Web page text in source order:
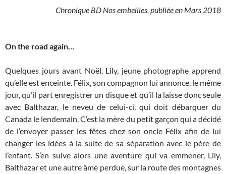
Chronique BD Nos embellies, publiée en Mars 2018
On the road again…
Quelques jours avant Noël, Lily, jeune photographe apprend
qu’elle est enceinte. Félix, son compagnon lui annonce, le même
jour, qu’il part enregistrer un disque et qu’il la laisse donc seule
avec Balthazar, le neveu de celui-ci, qui doit débarquer du
Canada le lendemain. C’est la mère du petit garçon qui a décidé
de l’envoyer passer les fêtes chez son oncle Félix afin de lui
changer les idées à la suite de sa séparation avec le père de
l’enfant. S’en suive alors une aventure qui va emmener, Lily,
Balthazar et une autre âme perdue, sur la route des montagnes